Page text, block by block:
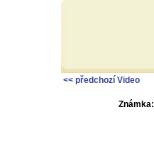
<< předchozí Video
Známka: